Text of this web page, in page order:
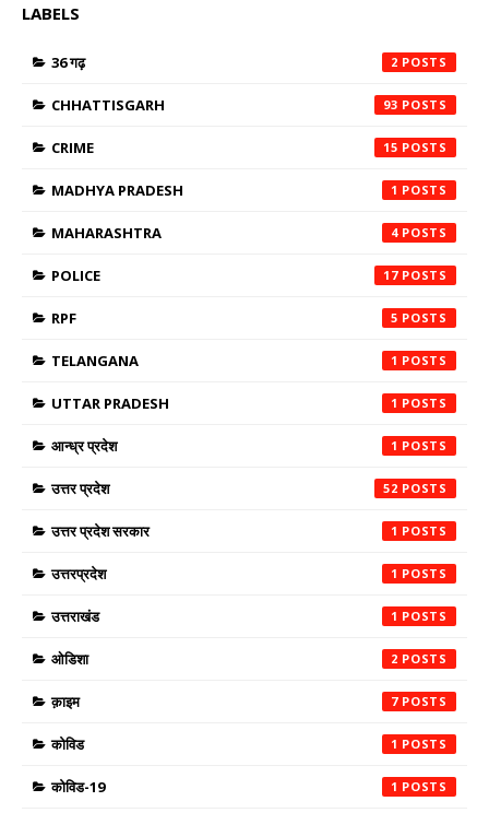
LABELS
36 गढ़ 2
CHHATTISGARH 93
CRIME 15
MADHYA PRADESH 1
MAHARASHTRA 4
POLICE 17
RPF 5
TELANGANA 1
UTTAR PRADESH 1
आन्ध्र प्रदेश 1
उत्तर प्रदेश 52
उत्तर प्रदेश सरकार 1
उत्तरप्रदेश 1
उत्तराखंड 1
ओडिशा 2
क़ाइम 7
कोविड 1
कोविड-19 1